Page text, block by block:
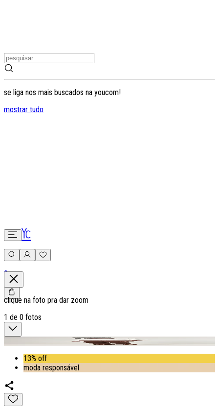
se liga nos mais buscados na youcom!
mostrar tudo
0
clique na foto pra dar zoom
1 de 0 fotos
13% off
moda responsável